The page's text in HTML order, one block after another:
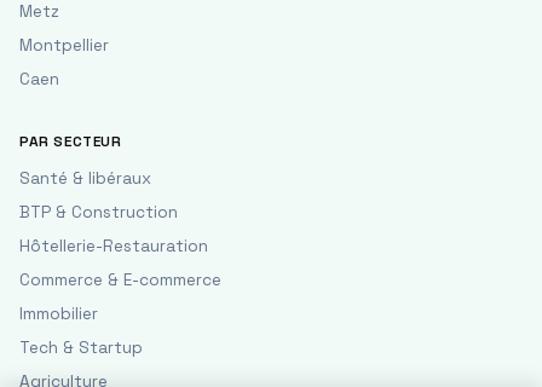
Metz
Montpellier
Caen
PAR SECTEUR
Santé & libéraux
BTP & Construction
Hôtellerie-Restauration
Commerce & E-commerce
Immobilier
Tech & Startup
Agriculture